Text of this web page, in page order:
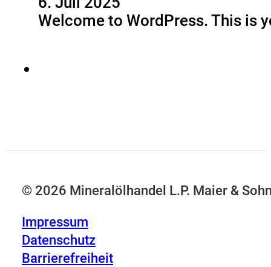
Welcome to WordPress. This is
© 2026 Mineralölhandel L.P. Maier &
Impressum
Datenschutz
Barrierefreiheit